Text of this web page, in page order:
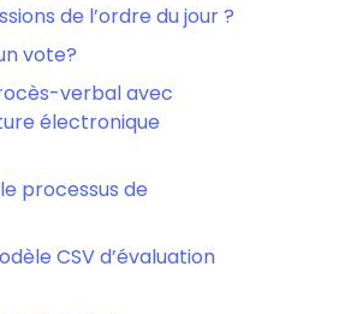
de l’ordre du jour ?
vote?
verbal avec
électronique
processus de
CSV d’évaluation